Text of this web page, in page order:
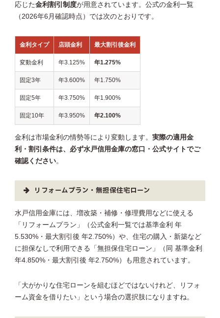
応じた金利割引制度が用意されています。公式の金利一覧
（2026年6月確認時点）では次のとおりです。
金利タイプ 店頭金利 最大割引後金利
変動金利 年3.125% 年1.275%
固定3年 年3.600% 年1.750%
固定5年 年3.750% 年1.900%
固定10年 年3.950% 年2.100%
金利は市場金利の情勢等により変動します。 実際の適用金
利・割引条件は、必ず水戸信用金庫の窓口・公式サイトでご
確認ください。
リフォームプラン・無担保住宅ローン
水戸信用金庫には、増改築・補修・修理費用などに使える
「リフォームプラン」（公式金利一覧では基準金利 年
5.530%・最大割引後 年2.750%）や、住宅の購入・新築など
に担保なしで利用できる「無担保住宅ローン」（同 基準金利
年4.850%・最大割引後 年2.750%）も用意されています。
「大がかりな住宅ローンを組むほどではないけれど、リフォ
ーム資金を借りたい」という場合の選択肢になりますね。